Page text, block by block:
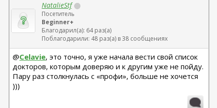
NatalieStf
Посетитель
Beginner+
Благодарил(а): 64 раз(а)
Поблагодарили: 48 раз(а) в 38 сообщениях
@Celavie, это точно, я уже начала вести свой список
докторов, которым доверяю и к другим уже не пойду.
Пару раз столкнулась с «профи», больше не хочется
)))